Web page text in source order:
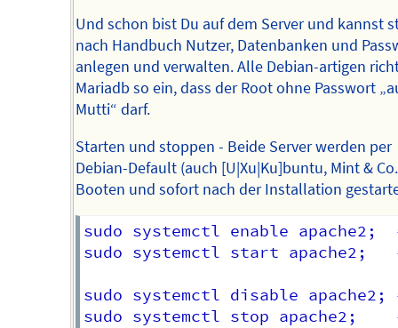
Und schon bist Du auf dem Server und kannst
nach Handbuch Nutzer, Datenbanken und
anlegen und verwalten. Alle Debian-artigen
Mariadb so ein, dass der Root ohne Passwort
Mutti“ darf.
Starten und stoppen - Beide Server werden per
Debian-Default (auch [U|Xu|Ku]buntu, Mint &
Booten und sofort nach der Installation
sudo systemctl enable apache2;
sudo systemctl start apache2;
sudo systemctl disable apache2;
sudo systemctl stop apache2;